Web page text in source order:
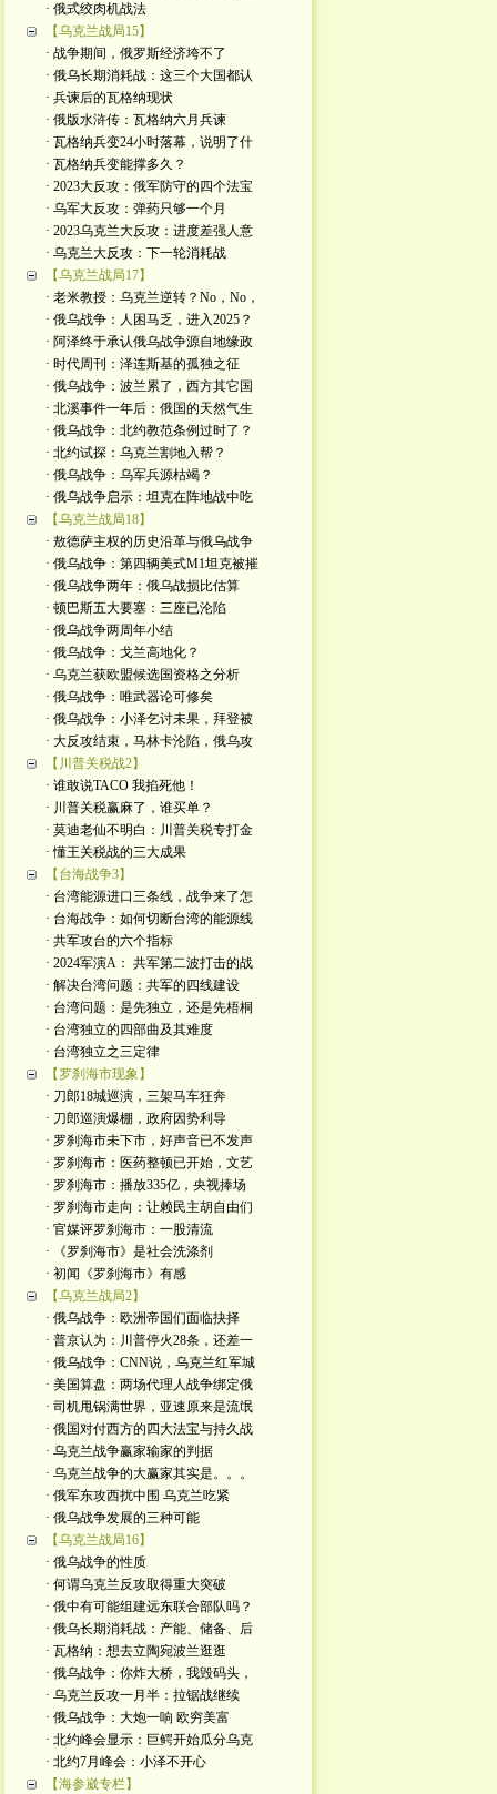
· 俄式绞肉机战法
【乌克兰战局15】
· 战争期间，俄罗斯经济垮不了
· 俄乌长期消耗战：这三个大国都认
· 兵谏后的瓦格纳现状
· 俄版水浒传：瓦格纳六月兵谏
· 瓦格纳兵变24小时落幕，说明了什
· 瓦格纳兵变能撑多久？
· 2023大反攻：俄军防守的四个法宝
· 乌军大反攻：弹药只够一个月
· 2023乌克兰大反攻：进度差强人意
· 乌克兰大反攻：下一轮消耗战
【乌克兰战局17】
· 老米教授：乌克兰逆转？No，No，
· 俄乌战争：人困马乏，进入2025？
· 阿泽终于承认俄乌战争源自地缘政
· 时代周刊：泽连斯基的孤独之征
· 俄乌战争：波兰累了，西方其它国
· 北溪事件一年后：俄国的天然气生
· 俄乌战争：北约教范条例过时了？
· 北约试探：乌克兰割地入帮？
· 俄乌战争：乌军兵源枯竭？
· 俄乌战争启示：坦克在阵地战中吃
【乌克兰战局18】
· 敖德萨主权的历史沿革与俄乌战争
· 俄乌战争：第四辆美式M1坦克被摧
· 俄乌战争两年：俄乌战损比估算
· 顿巴斯五大要塞：三座已沦陷
· 俄乌战争两周年小结
· 俄乌战争：戈兰高地化？
· 乌克兰获欧盟候选国资格之分析
· 俄乌战争：唯武器论可修矣
· 俄乌战争：小泽乞讨未果，拜登被
· 大反攻结束，马林卡沦陷，俄乌攻
【川普关税战2】
· 谁敢说TACO 我掐死他！
· 川普关税赢麻了，谁买单？
· 莫迪老仙不明白：川普关税专打金
· 懂王关税战的三大成果
【台海战争3】
· 台湾能源进口三条线，战争来了怎
· 台海战争：如何切断台湾的能源线
· 共军攻台的六个指标
· 2024军演A： 共军第二波打击的战
· 解决台湾问题：共军的四线建设
· 台湾问题：是先独立，还是先梧桐
· 台湾独立的四部曲及其难度
· 台湾独立之三定律
【罗刹海市现象】
· 刀郎18城巡演，三架马车狂奔
· 刀郎巡演爆棚，政府因势利导
· 罗刹海市未下市，好声音已不发声
· 罗刹海市：医药整顿已开始，文艺
· 罗刹海市：播放335亿，央视捧场
· 罗刹海市走向：让赖民主胡自由们
· 官媒评罗刹海市：一股清流
· 《罗刹海市》是社会洗涤剂
· 初闻《罗刹海市》有感
【乌克兰战局2】
· 俄乌战争：欧洲帝国们面临抉择
· 普京认为：川普停火28条，还差一
· 俄乌战争：CNN说，乌克兰红军城
· 美国算盘：两场代理人战争绑定俄
· 司机甩锅满世界，亚速原来是流氓
· 俄国对付西方的四大法宝与持久战
· 乌克兰战争赢家输家的判据
· 乌克兰战争的大赢家其实是。。。
· 俄军东攻西扰中围 乌克兰吃紧
· 俄乌战争发展的三种可能
【乌克兰战局16】
· 俄乌战争的性质
· 何谓乌克兰反攻取得重大突破
· 俄中有可能组建远东联合部队吗？
· 俄乌长期消耗战：产能、储备、后
· 瓦格纳：想去立陶宛波兰逛逛
· 俄乌战争：你炸大桥，我毁码头，
· 乌克兰反攻一月半：拉锯战继续
· 俄乌战争：大炮一响 欧穷美富
· 北约峰会显示：巨鳄开始瓜分乌克
· 北约7月峰会：小泽不开心
【海参崴专栏】